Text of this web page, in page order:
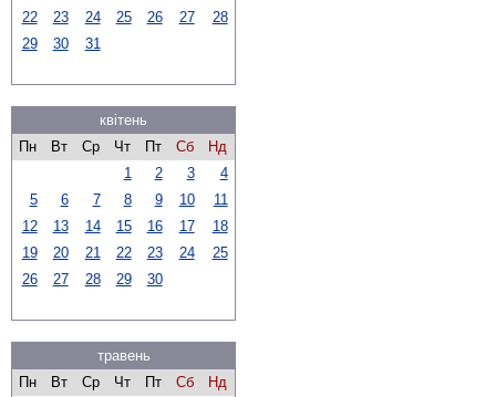
22
23 24 25 26 27
28
29
30 31
квітень
Пн
Вт Ср Чт Пт Сб
Нд
1
2 3
4
5
6 7 8 9 10
11
12
13 14 15 16 17
18
19
20 21 22 23 24
25
26
27 28 29 30
травень
Пн
Вт Ср Чт Пт Сб
Нд